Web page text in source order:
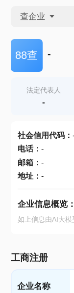
查企业
查企业
查产地
88查 -
法定代表人
-
社会信用代码：
电话： -
邮箱： -
地址： -
企业信息概览：
如上信息由AI大
工商注册
企业名称